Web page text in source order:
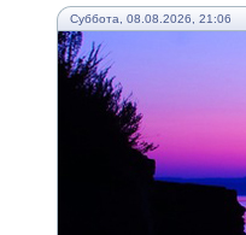
Суббота, 08.08.2026, 21:06